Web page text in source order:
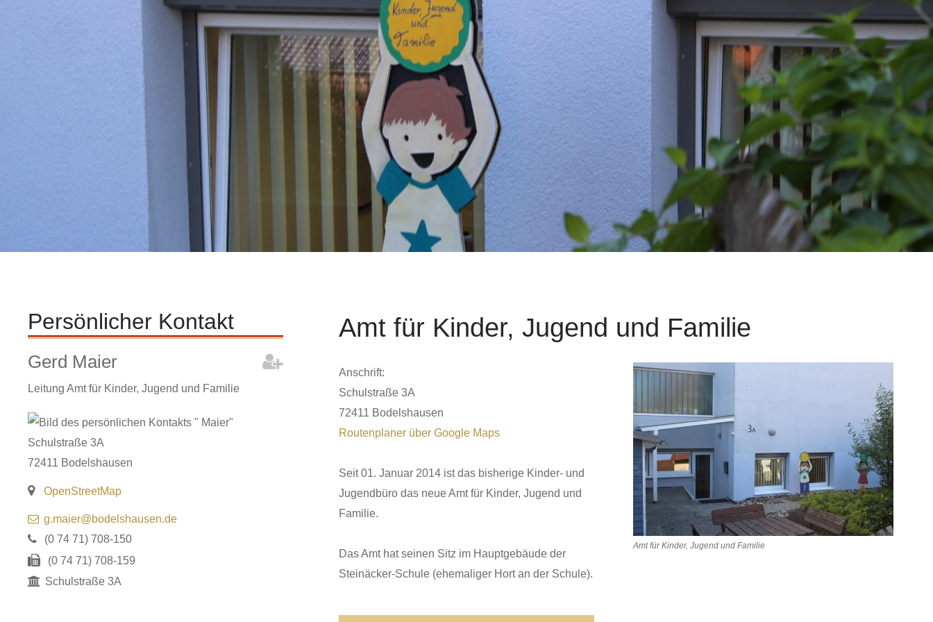
Persönlicher Kontakt
Gerd Maier
Leitung Amt für Kinder, Jugend und Familie
Schulstraße 3A
72411 Bodelshausen
OpenStreetMap
g.maier@bodelshausen.de
(0 74 71) 708-150
(0 74 71) 708-159
Schulstraße 3A
Amt für Kinder, Jugend und Familie
Anschrift:
Schulstraße 3A
72411 Bodelshausen
Routenplaner über Google Maps
Seit 01. Januar 2014 ist das bisherige Kinder- und
Jugendbüro das neue Amt für Kinder, Jugend und
Familie.
Das Amt hat seinen Sitz im Hauptgebäude der
Steinäcker-Schule (ehemaliger Hort an der Schule).
Amt für Kinder, Jugend und Familie